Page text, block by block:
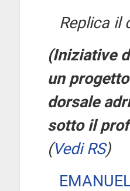
Replica il
(Iniziative
un
dorsale
sotto il
(Vedi RS)